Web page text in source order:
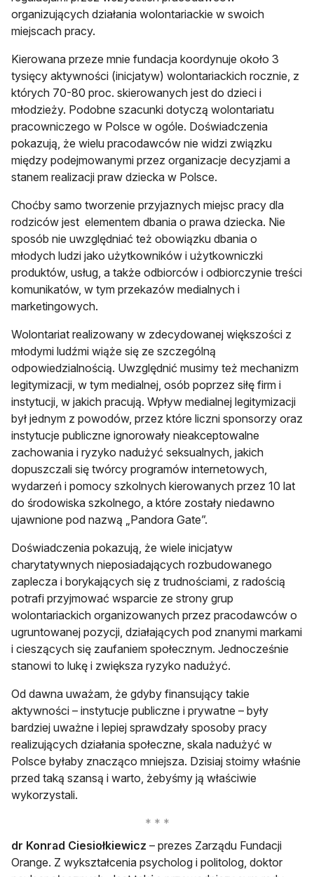
organizujących działania wolontariackie w swoich
miejscach pracy.
Kierowana przeze mnie fundacja koordynuje około 3
tysięcy aktywności (inicjatyw) wolontariackich rocznie, z
których 70-80 proc. skierowanych jest do dzieci i
młodzieży. Podobne szacunki dotyczą wolontariatu
pracowniczego w Polsce w ogóle. Doświadczenia
pokazują, że wielu pracodawców nie widzi związku
między podejmowanymi przez organizacje decyzjami a
stanem realizacji praw dziecka w Polsce.
Choćby samo tworzenie przyjaznych miejsc pracy dla
rodziców jest elementem dbania o prawa dziecka. Nie
sposób nie uwzględniać też obowiązku dbania o
młodych ludzi jako użytkowników i użytkowniczki
produktów, usług, a także odbiorców i odbiorczynie treści
komunikatów, w tym przekazów medialnych i
marketingowych.
Wolontariat realizowany w zdecydowanej większości z
młodymi ludźmi wiąże się ze szczególną
odpowiedzialnością. Uwzględnić musimy też mechanizm
legitymizacji, w tym medialnej, osób poprzez siłę firm i
instytucji, w jakich pracują. Wpływ medialnej legitymizacji
był jednym z powodów, przez które liczni sponsorzy oraz
instytucje publiczne ignorowały nieakceptowalne
zachowania i ryzyko nadużyć seksualnych, jakich
dopuszczali się twórcy programów internetowych,
wydarzeń i pomocy szkolnych kierowanych przez 10 lat
do środowiska szkolnego, a które zostały niedawno
ujawnione pod nazwą „Pandora Gate”.
Doświadczenia pokazują, że wiele inicjatyw
charytatywnych nieposiadających rozbudowanego
zaplecza i borykających się z trudnościami, z radością
potrafi przyjmować wsparcie ze strony grup
wolontariackich organizowanych przez pracodawców o
ugruntowanej pozycji, działających pod znanymi markami
i cieszących się zaufaniem społecznym. Jednocześnie
stanowi to lukę i zwiększa ryzyko nadużyć.
Od dawna uważam, że gdyby finansujący takie
aktywności – instytucje publiczne i prywatne – były
bardziej uważne i lepiej sprawdzały sposoby pracy
realizujących działania społeczne, skala nadużyć w
Polsce byłaby znacząco mniejsza. Dzisiaj stoimy właśnie
przed taką szansą i warto, żebyśmy ją właściwie
wykorzystali.
dr Konrad Ciesiołkiewicz – prezes Zarządu Fundacji
Orange. Z wykształcenia psycholog i politolog, doktor